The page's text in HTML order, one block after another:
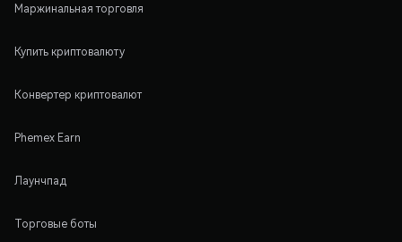
Маржинальная торговля
Купить криптовалюту
Конвертер криптовалют
Phemex Earn
Лаунчпад
Торговые боты